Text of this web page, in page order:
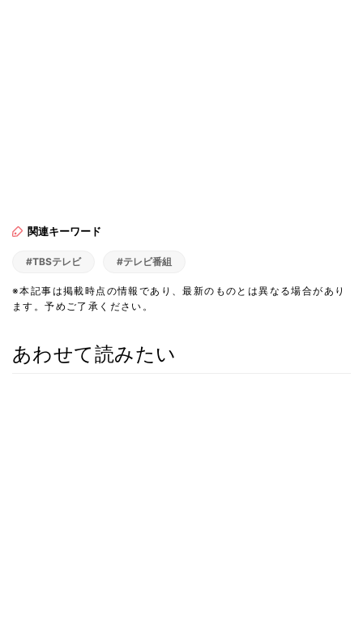
関連キーワード
#TBSテレビ #テレビ番組
※本記事は掲載時点の情報であり、最新のものとは異なる場合があり
ます。予めご了承ください。
あわせて読みたい